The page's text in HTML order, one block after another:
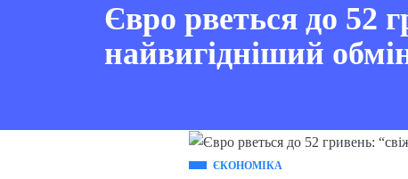
Євро рветься до 52
найвигідніший
ЄКОНОМІКА